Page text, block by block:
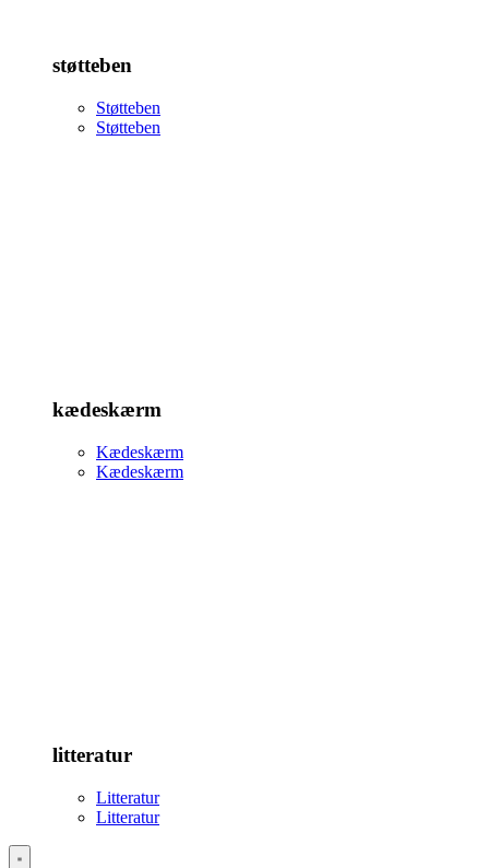
støtteben
Støtteben
Støtteben
kædeskærm
Kædeskærm
Kædeskærm
litteratur
Litteratur
Litteratur